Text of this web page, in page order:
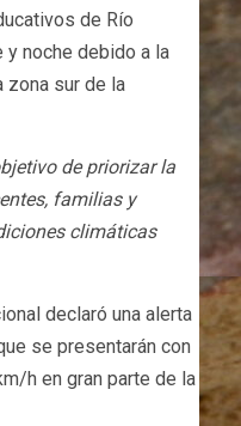
de Río
y noche debido a la
zona sur de la
de priorizar la
familias y
climáticas
declaró una alerta
se presentarán con
h en gran parte de la